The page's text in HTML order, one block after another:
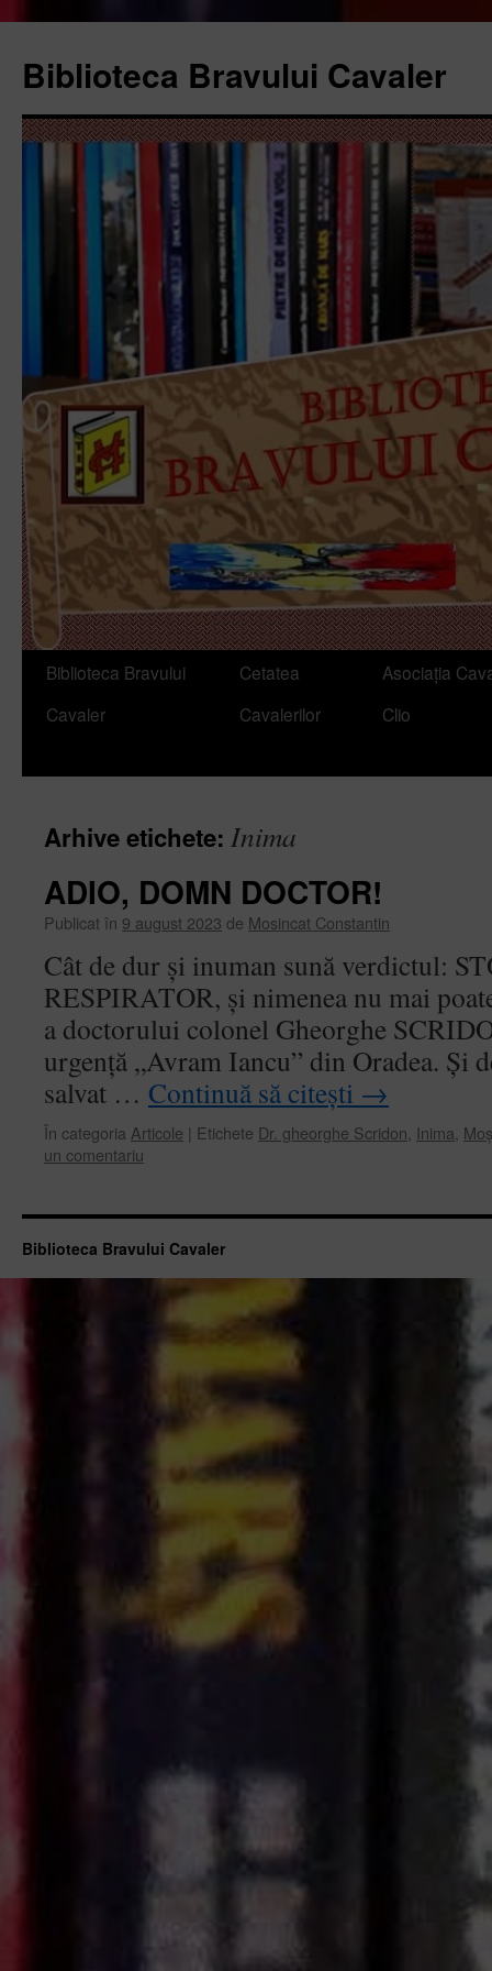
Biblioteca Bravului Cavaler
Sari
Biblioteca Bravului
Cavaler
Cetatea
Cavalerilor
Asociația
Clio
Arhive etichete: Inima
ADIO, DOMN DOCTOR!
Publicat în 9 august 2023 de Mosincat Constantin
Cât de dur și inuman sună verdictul:
RESPIRATOR, și nimenea nu mai
a doctorului colonel Gheorghe
urgență „Avram Iancu” din Oradea. Și
salvat … Continuă să citești →
În categoria Articole | Etichete Dr. gheorghe Scridon Inima
un comentariu
Biblioteca Bravului Cavaler